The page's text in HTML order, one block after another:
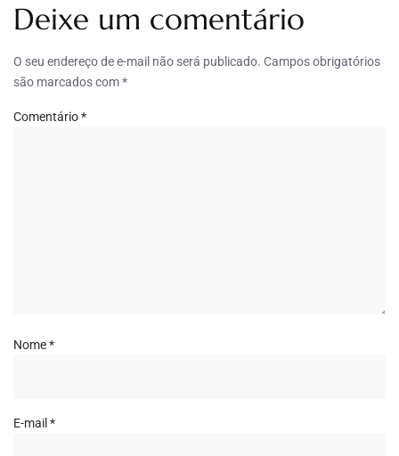
Deixe um comentário
O seu endereço de e-mail não será publicado. Campos obrigatórios
são marcados com*
Comentário*
Nome*
E-mail *